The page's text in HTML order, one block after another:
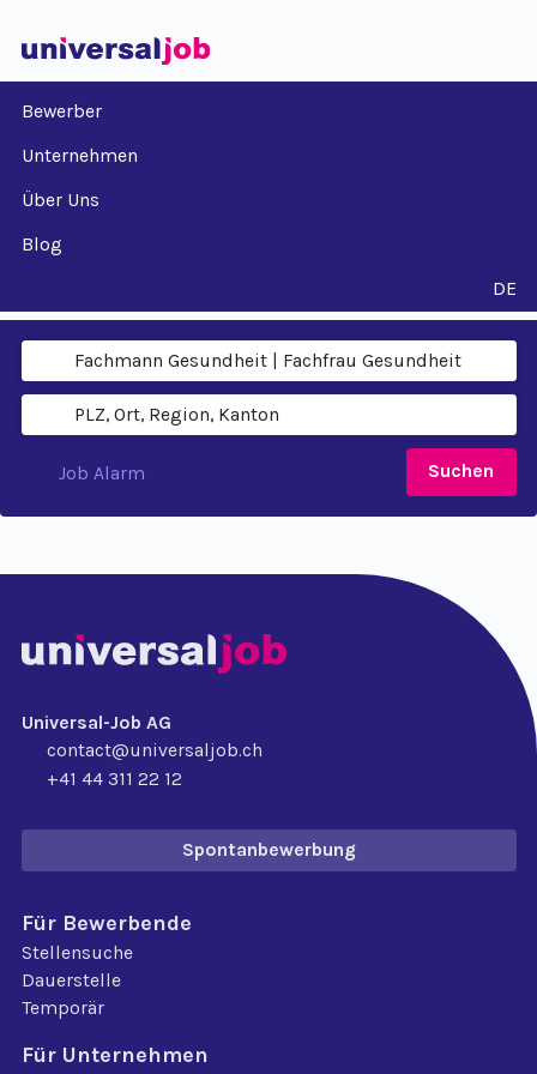
Bewerber
Unternehmen
Über Uns
Blog
DE
Suchen
Job Alarm
Universal-Job AG
contact@universaljob.ch
+41 44 311 22 12
Spontanbewerbung
Für Bewerbende
Stellensuche
Dauerstelle
Temporär
Für Unternehmen